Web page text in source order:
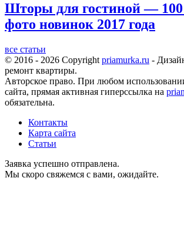
Шторы для гостиной — 100
фото новинок 2017 года
все статьи
© 2016 - 2026 Copyright priamurka.ru -
ремонт квартиры.
Авторское право. При любом
сайта, прямая активная гиперссылка на
обязательна.
Контакты
Карта сайта
Статьи
Заявка успешно отправлена.
Мы скоро свяжемся с вами, ожидайте.